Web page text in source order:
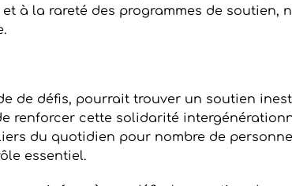
à la rareté des programmes de soutien,
de défis, pourrait trouver un soutien
renforcer cette solidarité
du quotidien pour nombre de
essentiel.